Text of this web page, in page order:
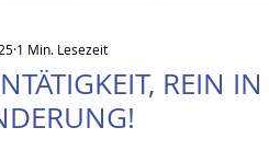
REIN IN
1 Min. Lesezeit